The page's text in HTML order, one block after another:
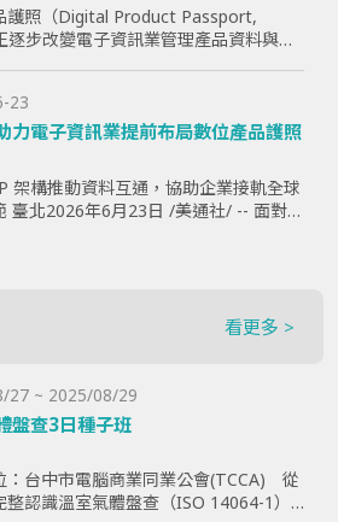
護照（Digital Product Passport,
逐步改變電子資訊業管理產品資料與供
23
力電子資訊業提前布局數位產品護照
架構推動資料互通，協助企業接軌全球
臺北2026年6月23日 /美通社/ -- 面對歐
看更多 >
27 ~ 2025/08/29
盤查3日種子班
：台中市電腦商業同業公會(TCCA) 從
整認識溫室氣體盤查（ISO 14064-1）